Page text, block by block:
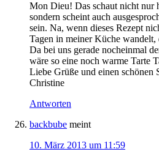
Mon Dieu! Das schaut nicht nur
sondern scheint auch
sein. Na, wenn dieses Rezept
Tagen in meiner Küche
Da bei uns gerade nocheinmal
wäre so eine noch warme Tarte
Liebe Grüße und einen schönen
Christine
Antworten
backbube meint
10. März 2013 um 11:59